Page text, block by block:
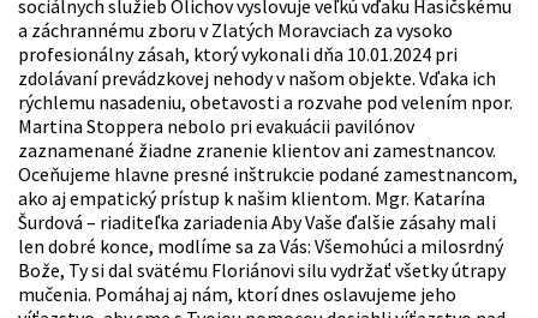
sociálnych služieb Olichov vyslovuje veľkú vďaku Hasičskému
a záchrannému zboru v Zlatých Moravciach za vysoko
profesionálny zásah, ktorý vykonali dňa 10.01.2024 pri
zdolávaní prevádzkovej nehody v našom objekte. Vďaka ich
rýchlemu nasadeniu, obetavosti a rozvahe pod velením npor.
Martina Stoppera nebolo pri evakuácii pavilónov
zaznamenané žiadne zranenie klientov ani zamestnancov.
Oceňujeme hlavne presné inštrukcie podané zamestnancom,
ako aj empatický prístup k našim klientom. Mgr. Katarína
Šurdová – riaditeľka zariadenia Aby Vaše ďalšie zásahy mali
len dobré konce, modlíme sa za Vás: Všemohúci a milosrdný
Bože, Ty si dal svätému Floriánovi silu vydržať všetky útrapy
mučenia. Pomáhaj aj nám, ktorí dnes oslavujeme jeho